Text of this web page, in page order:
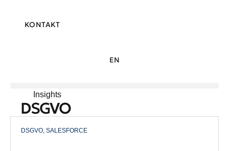
KONTAKT
EN
Insights
DSGVO
DSGVO, SALESFORCE